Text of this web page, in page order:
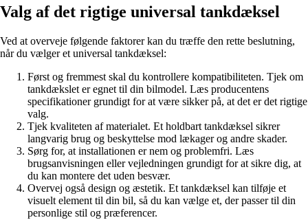
Valg af det rigtige universal tankdæksel
Ved at overveje følgende faktorer kan du træffe den rette beslutning,
når du vælger et universal tankdæksel:
Først og fremmest skal du kontrollere kompatibiliteten. Tjek om
tankdækslet er egnet til din bilmodel. Læs producentens
specifikationer grundigt for at være sikker på, at det er det rigtige
valg.
Tjek kvaliteten af materialet. Et holdbart tankdæksel sikrer
langvarig brug og beskyttelse mod lækager og andre skader.
Sørg for, at installationen er nem og problemfri. Læs
brugsanvisningen eller vejledningen grundigt for at sikre dig, at
du kan montere det uden besvær.
Overvej også design og æstetik. Et tankdæksel kan tilføje et
visuelt element til din bil, så du kan vælge et, der passer til din
personlige stil og præferencer.